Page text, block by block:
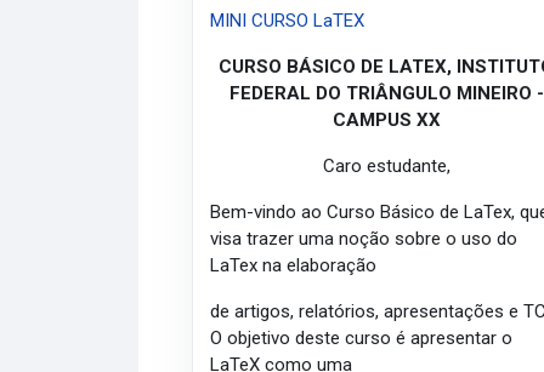
MINI CURSO LaTEX
CURSO BÁSICO DE LATEX,
FEDERAL DO TRIÂNGULO MINEIRO -
CAMPUS XX
Caro estudante,
Bem-vindo ao Curso Básico de LaTex,
visa trazer uma noção sobre o uso do
LaTex na elaboração
de artigos, relatórios, apresentações e
O objetivo deste curso é apresentar o
LaTeX como uma